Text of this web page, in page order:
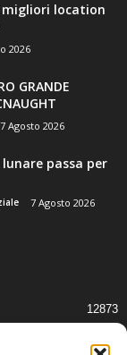
location
2026
GRANDE
7 Agosto 2026
passa per
7 Agosto 2026
12873